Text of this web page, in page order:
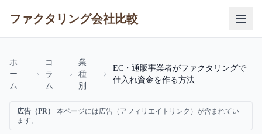
ファクタリング会社比較
ホ
ー
ム
コ
ラ
ム
業
種
別
EC・通販事業者がファクタリングで
仕入れ資金を作る方法
広告（PR）
本ページには広告（アフィリエイトリンク）が含まれてい
ます。